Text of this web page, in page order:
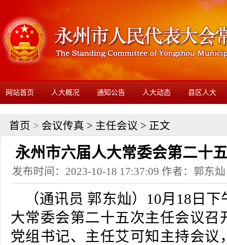
网站首页 人大概况 通知公告 人大动态 县区人大
首页 > 会议传真 > 主任会议 > 正文
永州市六届人大常委会第二十
发布时间：2023-10-18 17:37:09 作者：郭东
（通讯员 郭东灿）10月18日
大常委会第二十五次主任会议召
党组书记、主任艾可知主持会议